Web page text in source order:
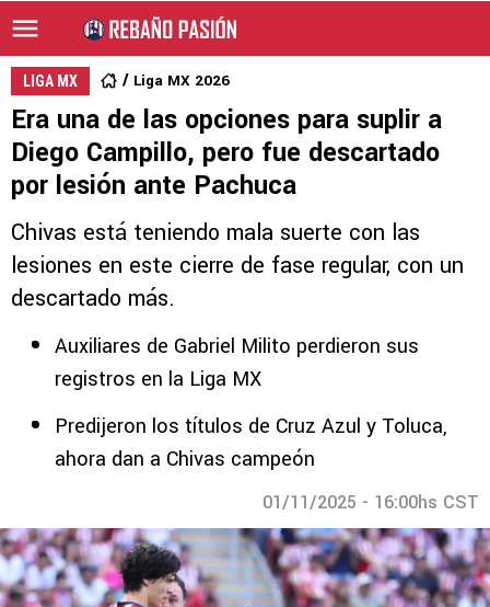
LIGA MX Liga MX 2026
Era una de las opciones para suplir a
Diego Campillo, pero fue descartado
por lesión ante Pachuca
Chivas está teniendo mala suerte con las
lesiones en este cierre de fase regular, con un
descartado más.
Auxiliares de Gabriel Milito perdieron sus
registros en la Liga MX
Predijeron los títulos de Cruz Azul y Toluca,
ahora dan a Chivas campeón
01/11/2025 - 16:00hs CST